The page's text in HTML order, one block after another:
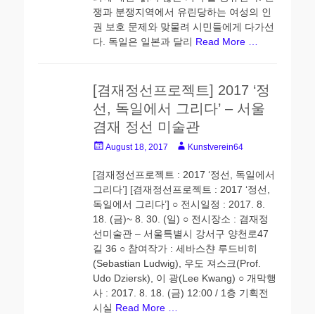
쟁과 분쟁지역에서 유린당하는 여성의 인
권 보호 문제와 맞물려 시민들에게 다가선
다. 독일은 일본과 달리 Read More …
[겸재정선프로젝트] 2017 ‘정
선, 독일에서 그리다’ – 서울
겸재 정선 미술관
PostedAugust 18, 2017 AuthorKunstverein64
[겸재정선프로젝트 : 2017 ‘정선, 독일에서
그리다’] [겸재정선프로젝트 : 2017 ‘정선,
독일에서 그리다’] ○ 전시일정 : 2017. 8.
18. (금)~ 8. 30. (일) ○ 전시장소 : 겸재정
선미술관 – 서울특별시 강서구 양천로47
길 36 ○ 참여작가 : 세바스챤 루드비히
(Sebastian Ludwig), 우도 져스크(Prof.
Udo Dziersk), 이 광(Lee Kwang) ○ 개막행
사 : 2017. 8. 18. (금) 12:00 / 1층 기획전
시실 Read More …